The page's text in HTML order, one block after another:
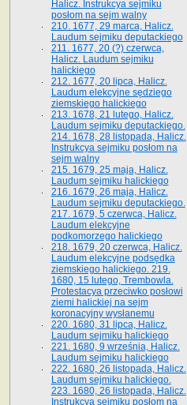
Halicz. Instrukcya sejmiku
posłom na sejm walny
210. 1677, 29 marca, Halicz.
Laudum sejmiku deputackiego
211. 1677, 20 (?) czerwca,
Halicz. Laudum sejmiku
halickiego
212. 1677, 20 lipca, Halicz.
Laudum elekcyjne sędziego
ziemskiego halickiego
213. 1678, 21 lutego, Halicz.
Laudum sejmiku deputackiego.
214. 1678, 28 listopada, Halicz.
Instrukcya sejmiku posłom na
sejm walny
215. 1679, 25 maja, Halicz.
Laudum sejmiku halickiego
216. 1679, 26 maja, Halicz.
Laudum sejmiku deputackiego.
217. 1679, 5 czerwca, Halicz.
Laudum elekcyjne
podkomorzego halickiego
218. 1679, 20 czerwca, Halicz.
Laudum elekcyjne podsędka
ziemskiego halickiego. 219.
1680, 15 lutego, Trembowla.
Protestacya przeciwko posłowi
ziemi halickiej na sejm
koronacyjny wysłanemu
220. 1680, 31 lipca, Halicz.
Laudum sejmiku halickiego
221. 1680, 9 września, Halicz.
Laudum sejmiku halickiego
222. 1680, 26 listopada, Halicz.
Laudum sejmiku halickiego.
223. 1680, 26 listopada, Halicz.
Instrukcya sejmiku posłom na